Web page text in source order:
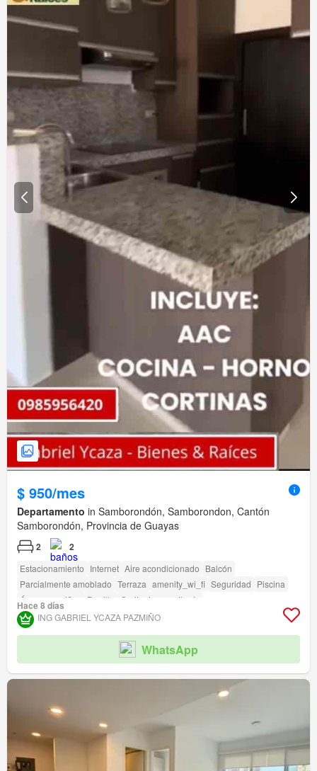
$ 950/mes
Departamento in Samborondón, Samborondon, Cantón
Samborondón, Provincia de Guayas
2 2
Estacionamiento Internet Aire acondicionado Balcón
Parcialmente amoblado Terraza amenity_wi_fi Seguridad Piscina
Área para niños
Parrilla
Garita de guardianía
Acceso para personas con discapacidad
Hace 8 días
ING GABRIEL YCAZA PAZMIÑO
WhatsApp